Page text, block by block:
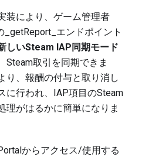
装により、ゲーム管理者
_getReport_エンドポイント
しいSteam IAP同期モード
Steam取引を同期できま
り、報酬の付与と取り消し
に行われ、IAP項目のSteam
理がはるかに簡単になりま
からアクセス/使用する